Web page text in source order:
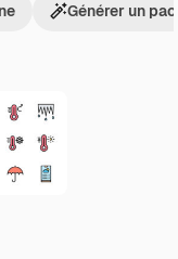
Générer un